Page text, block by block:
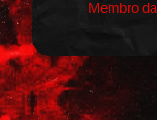
Membro